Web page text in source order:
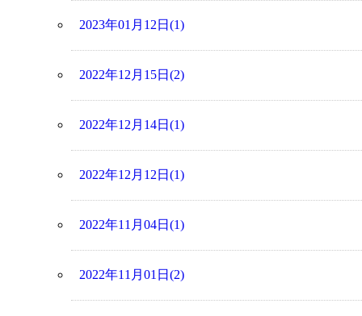
2023年01月12日(1)
2022年12月15日(2)
2022年12月14日(1)
2022年12月12日(1)
2022年11月04日(1)
2022年11月01日(2)